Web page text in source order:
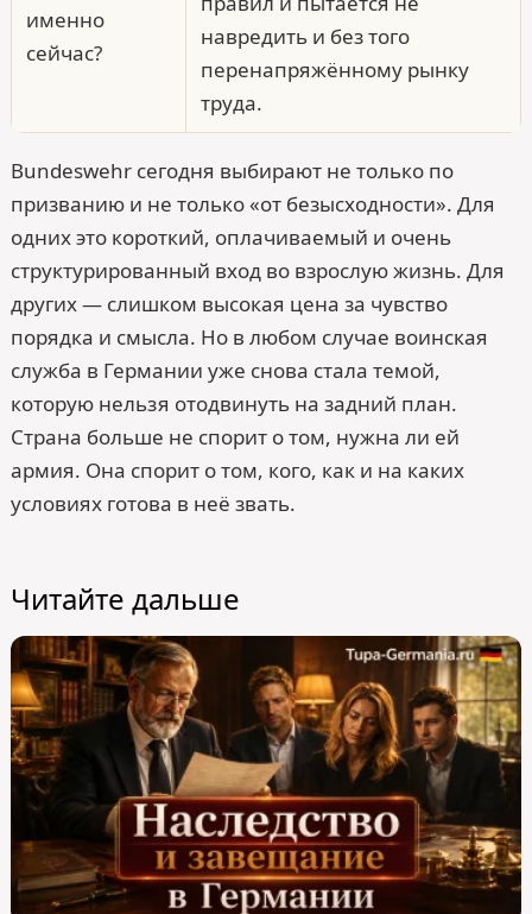
именно
сейчас?
навредить и без того
перенапряжённому рынку
труда.
Bundes­wehr сегодня выбирают не только по
призванию и не только «от безысходности». Для
одних это короткий, оплачиваемый и очень
структурированный вход во взрослую жизнь. Для
других — слишком высокая цена за чувство
порядка и смысла. Но в любом случае воинская
служба в Германии уже снова стала темой,
которую нельзя отодвинуть на задний план.
Страна больше не спорит о том, нужна ли ей
армия. Она спорит о том, кого, как и на каких
условиях готова в неё звать.
Читайте дальше